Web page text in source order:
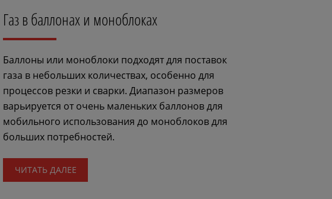
Газ в баллонах и моноблоках
Баллоны или моноблоки подходят для поставок
газа в небольших количествах, особенно для
процессов резки и сварки. Диапазон размеров
варьируется от очень маленьких баллонов для
мобильного использования до моноблоков для
больших потребностей.
ЧИТАТЬ ДАЛЕЕ